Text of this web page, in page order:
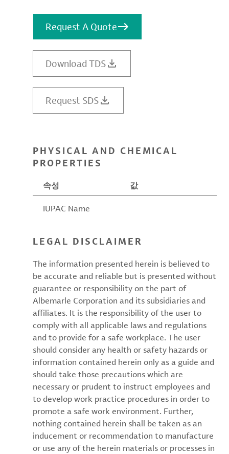
Request A Quote
Download TDS
Request SDS
PHYSICAL AND CHEMICAL
PROPERTIES
속성 값
IUPAC Name
LEGAL DISCLAIMER
The information presented herein is believed to
be accurate and reliable but is presented without
guarantee or responsibility on the part of
Albemarle Corporation and its subsidiaries and
affiliates. It is the responsibility of the user to
comply with all applicable laws and regulations
and to provide for a safe workplace. The user
should consider any health or safety hazards or
information contained herein only as a guide and
should take those precautions which are
necessary or prudent to instruct employees and
to develop work practice procedures in order to
promote a safe work environment. Further,
nothing contained herein shall be taken as an
inducement or recommendation to manufacture
or use any of the herein materials or processes in